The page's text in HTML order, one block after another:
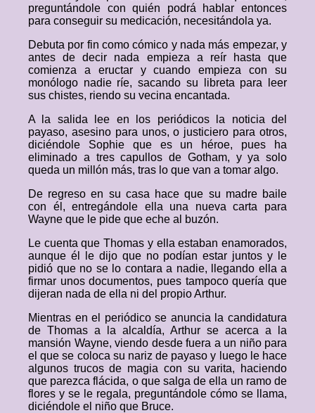
preguntándole con quién podrá hablar entonces
para conseguir su medicación, necesitándola ya.
Debuta por fin como cómico y nada más empezar, y
antes de decir nada empieza a reír hasta que
comienza a eructar y cuando empieza con su
monólogo nadie ríe, sacando su libreta para leer
sus chistes, riendo su vecina encantada.
A la salida lee en los periódicos la noticia del
payaso, asesino para unos, o justiciero para otros,
diciéndole Sophie que es un héroe, pues ha
eliminado a tres capullos de Gotham, y ya solo
queda un millón más, tras lo que van a tomar algo.
De regreso en su casa hace que su madre baile
con él, entregándole ella una nueva carta para
Wayne que le pide que eche al buzón.
Le cuenta que Thomas y ella estaban enamorados,
aunque él le dijo que no podían estar juntos y le
pidió que no se lo contara a nadie, llegando ella a
firmar unos documentos, pues tampoco quería que
dijeran nada de ella ni del propio Arthur.
Mientras en el periódico se anuncia la candidatura
de Thomas a la alcaldía, Arthur se acerca a la
mansión Wayne, viendo desde fuera a un niño para
el que se coloca su nariz de payaso y luego le hace
algunos trucos de magia con su varita, haciendo
que parezca flácida, o que salga de ella un ramo de
flores y se le regala, preguntándole cómo se llama,
diciéndole el niño que Bruce.